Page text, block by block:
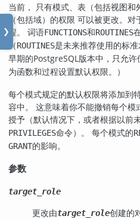
❯
当前， 只有模式、表（包括视图
（包括域）的权限 可以被更改。
程。 词语FUNCTIONS和ROUTINES
（ROUTINES是未来推荐使用的标
早期的PostgreSQL版本中，只允许
为函数和过程设置默认权限。）
每个模式规定的默认权限将添加到
容中。 这意味着你不能撤销每个
授予（默认情况下，或者根据以前
PRIVILEGES命令）。 每个模式的
GRANT的影响。
参数
target_role
更改由target_role创建的